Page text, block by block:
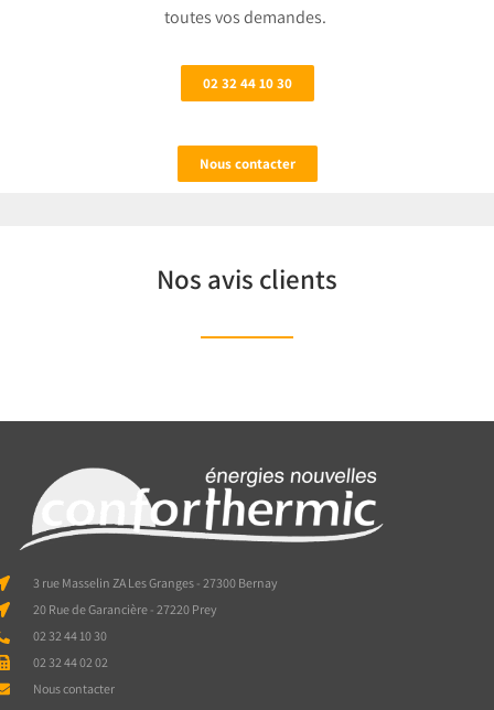
toutes vos demandes.
02 32 44 10 30
Nous contacter
Nos avis clients
3 rue Masselin ZA Les Granges - 27300 Bernay
20 Rue de Garancière - 27220 Prey
02 32 44 10 30
02 32 44 02 02
Nous contacter